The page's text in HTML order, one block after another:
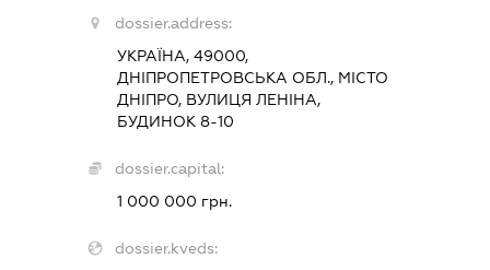
dossier.address:
УКРАЇНА, 49000,
ДНІПРОПЕТРОВСЬКА ОБЛ., МІСТО
ДНІПРО, ВУЛИЦЯ ЛЕНІНА,
БУДИНОК 8-10
dossier.capital:
1 000 000 грн.
dossier.kveds: